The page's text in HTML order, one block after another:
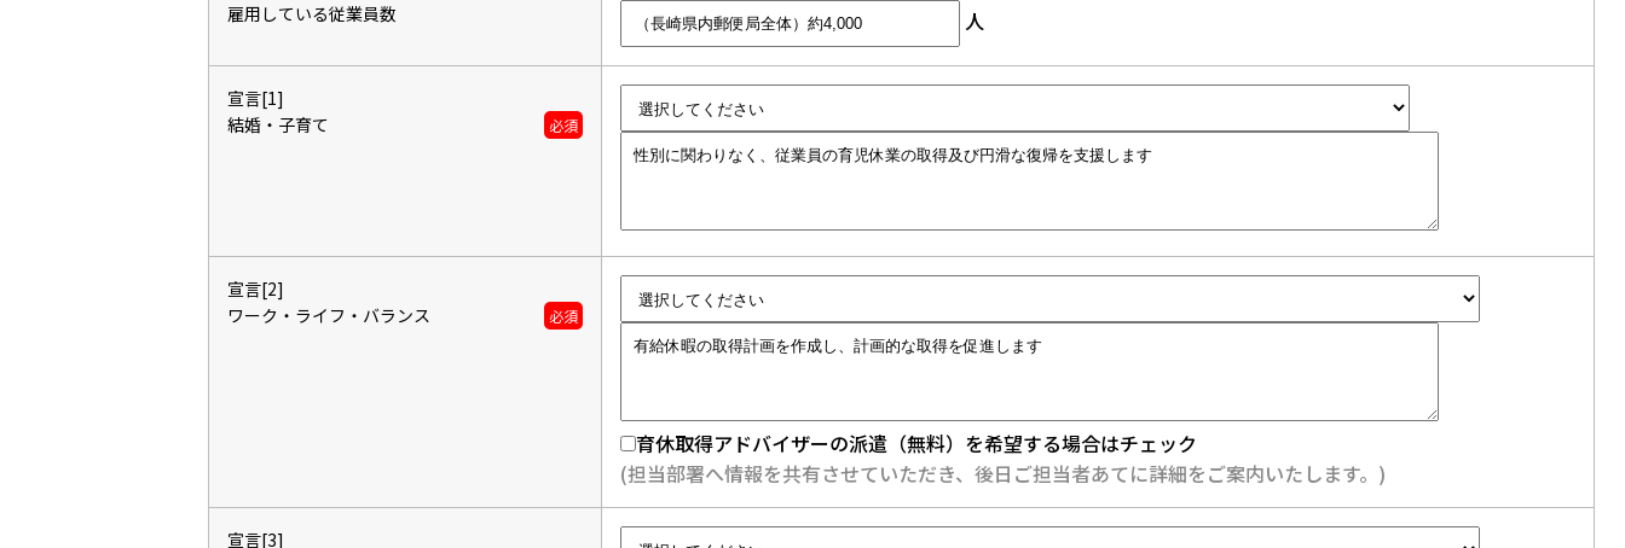
雇用している従業員数 人
宣言[1]
結婚・子育て
必須
宣言[2]
ワーク・ライフ・バランス
必須
育休取得アドバイザーの派遣（無料）を希望する場合はチェック
(担当部署へ情報を共有させていただき、後日ご担当者あてに詳細をご案内いたします。)
宣言[3]